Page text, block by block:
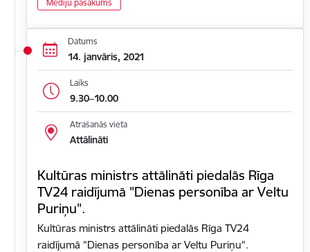
Mediju pasākums
Datums
14. janvāris, 2021
Laiks
9.30–10.00
Atrašanās vieta
Attālināti
Kultūras ministrs attālināti piedalās Rīga
TV24 raidījumā "Dienas personība ar Veltu
Puriņu".
Kultūras ministrs attālināti piedalās Rīga TV24
raidījumā "Dienas personība ar Veltu Puriņu".